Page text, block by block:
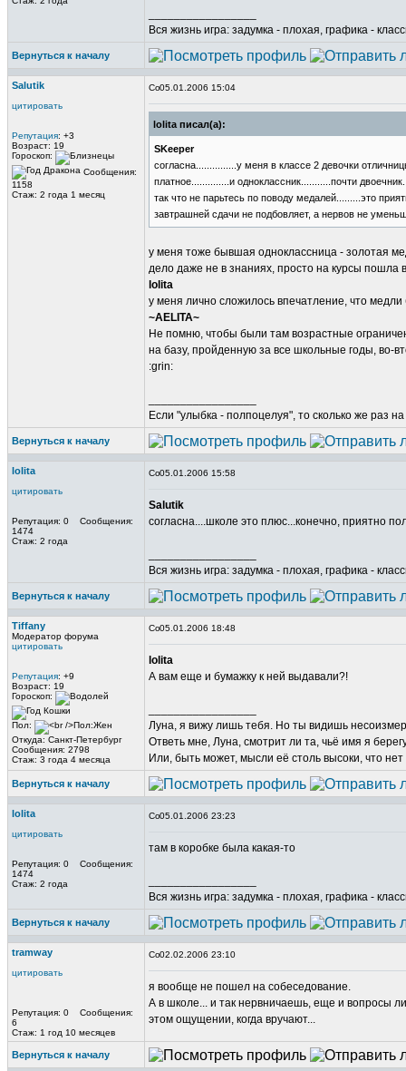
Вся жизнь игра: задумка - плохая, графика -
Вернуться к началу
Salutik
цитировать
Репутация: +3
Возраст: 19
Гороскоп:
Сообщения:
1158
Стаж: 2 года 1 месяц
05.01.2006 15:04
lolita писал(а):
SKeeper
согласна...............у меня в классе 2 девочки
платное..............и одноклассник...........почти
так что не парьтесь по поводу медалей.........это
завтрашней сдачи не подбовляет, а нервов не
у меня тоже бывшая одноклассница - золотая
дело даже не в знаниях, просто на курсы пошла
lolita
у меня лично сложилось впечатление, что
~AELITA~
Не помню, чтобы были там возрастные
на базу, пройденную за все школьные годы, во-
:grin:
Если "улыбка - полпоцелуя", то сколько же раз
Вернуться к началу
lolita
цитировать
Репутация: 0 Сообщения:
1474
Стаж: 2 года
05.01.2006 15:58
Salutik
согласна....школе это плюс...конечно, приятно
Вся жизнь игра: задумка - плохая, графика -
Вернуться к началу
Tiffany
Модератор форума
цитировать
Репутация: +9
Возраст: 19
Гороскоп:
Пол:
Откуда: Санкт-Петербург
Сообщения: 2798
Стаж: 3 года 4 месяца
05.01.2006 18:48
lolita
А вам еще и бумажку к ней выдавали?!
Луна, я вижу лишь тебя. Но ты видишь
Ответь мне, Луна, смотрит ли та, чьё имя я
Или, быть может, мысли её столь высоки, что
Вернуться к началу
lolita
цитировать
Репутация: 0 Сообщения:
1474
Стаж: 2 года
05.01.2006 23:23
там в коробке была какая-то
Вся жизнь игра: задумка - плохая, графика -
Вернуться к началу
tramway
цитировать
Репутация: 0 Сообщения:
6
Стаж: 1 год 10 месяцев
02.02.2006 23:10
я вообще не пошел на собеседование.
А в школе... и так нервничаешь, еще и вопросы
этом ощущении, когда вручают...
Вернуться к началу